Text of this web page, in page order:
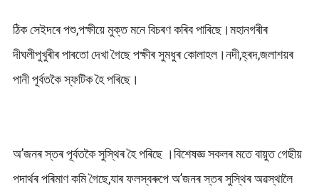
ঠিক সেইদৰে পশু,পক্ষীয়ে মুক্ত মনে বিচৰণ কৰিব পাৰিছে।মহানগৰীৰ
দীঘলীপুখুৰীৰ পাৰতো দেখা গৈছে পক্ষীৰ সুমধুৰ কোলাহল।নদী,হ্ৰদ,জলাশয়ৰ
পানী পূৰ্বতকৈ স্ফটিক হৈ পৰিছে।
অ’জনৰ স্তৰ পূৰ্বতকৈ সুস্থিৰ হৈ পৰিছে ।বিশেষজ্ঞ সকলৰ মতে বায়ুত গেছীয়
পদাৰ্থৰ পৰিমাণ কমি গৈছে,যাৰ ফলস্বৰুপে অ’জনৰ স্তৰ সুস্থিৰ অৱস্থালৈ